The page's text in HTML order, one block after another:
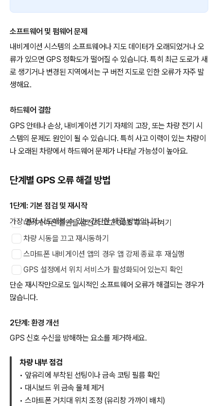
소프트웨어 및 펌웨어 문제
내비게이션 시스템의 소프트웨어나 지도 데이터가 오래되었거나 오
류가 있으면 GPS 정확도가 떨어질 수 있습니다. 특히 최근 도로가 새
로 생기거나 변경된 지역에서는 구 버전 지도로 인한 오류가 자주 발
생해요.
하드웨어 결함
GPS 안테나 손상, 내비게이션 기기 자체의 고장, 또는 차량 전기 시
스템의 문제도 원인이 될 수 있습니다. 특히 사고 이력이 있는 차량이
나 오래된 차량에서 하드웨어 문제가 나타날 가능성이 높아요.
단계별 GPS 오류 해결 방법
1단계: 기본 점검 및 재시작
가장 먼저 시도해볼 수 있는 간단한 해결 방법입니다.
내비게이션 전원을 완전히 끄고 30초 후 다시 켜기
차량 시동을 끄고 재시동하기
스마트폰 내비게이션 앱의 경우 앱 강제 종료 후 재실행
GPS 설정에서 위치 서비스가 활성화되어 있는지 확인
단순 재시작만으로도 일시적인 소프트웨어 오류가 해결되는 경우가
많습니다.
2단계: 환경 개선
GPS 신호 수신을 방해하는 요소를 제거하세요.
차량 내부 점검
• 앞유리에 부착된 선팅이나 금속 코팅 필름 확인
• 대시보드 위 금속 물체 제거
• 스마트폰 거치대 위치 조정 (유리창 가까이 배치)